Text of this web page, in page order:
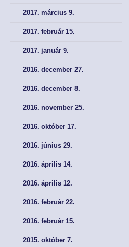
2017. március 9.
2017. február 15.
2017. január 9.
2016. december 27.
2016. december 8.
2016. november 25.
2016. október 17.
2016. június 29.
2016. április 14.
2016. április 12.
2016. február 22.
2016. február 15.
2015. október 7.